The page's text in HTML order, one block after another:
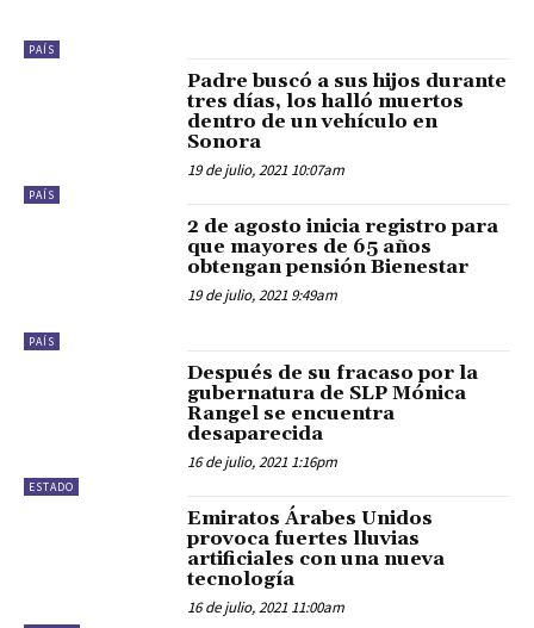
PAÍS
PAÍS
Padre buscó a sus hijos durante
tres días, los halló muertos
dentro de un vehículo en
Sonora
19 de julio, 2021 10:07am
PAÍS
2 de agosto inicia registro para
que mayores de 65 años
obtengan pensión Bienestar
19 de julio, 2021 9:49am
ESTADO
Después de su fracaso por la
gubernatura de SLP Mónica
Rangel se encuentra
desaparecida
16 de julio, 2021 1:16pm
Emiratos Árabes Unidos
provoca fuertes lluvias
artificiales con una nueva
tecnología
16 de julio, 2021 11:00am